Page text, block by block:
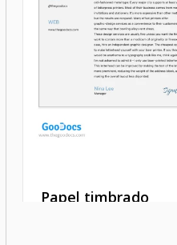
Google Docs
Papel timbrado